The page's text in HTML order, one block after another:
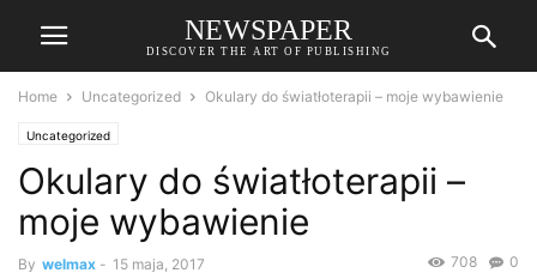
NEWSPAPER
DISCOVER THE ART OF PUBLISHING
Home Uncategorized Okulary do światłoterapii – moje wybawienie
Uncategorized
Okulary do światłoterapii –
moje wybawienie
By welmax - 15 maja, 2017 0
708